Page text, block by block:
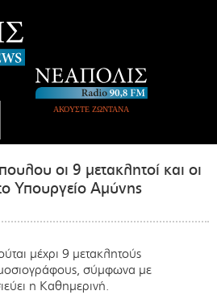
ΑΚΟΥΣΤΕ ΖΩΝΤΑΝΑ
οι 9 μετακλητοί και οι
Υπουργείο Αμύνης
μέχρι 9 μετακλητούς
σύμφωνα με
η Καθημερινή.